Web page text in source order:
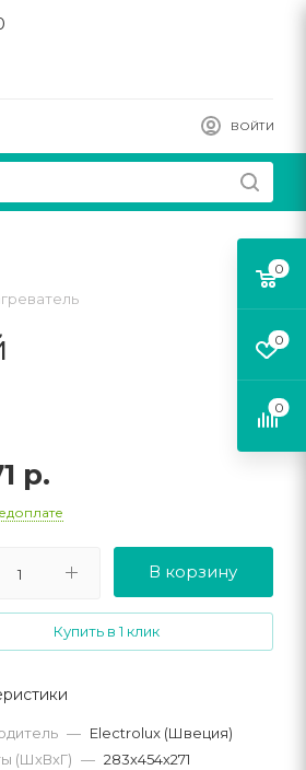
ВОЙТИ
р.
В корзину
Купить в 1 клик
— Electrolux (Швеция)
(ШхВхГ) — 283х454х271
0
0
0